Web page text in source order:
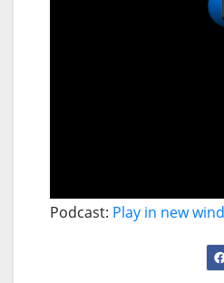
Podcast: Play in new